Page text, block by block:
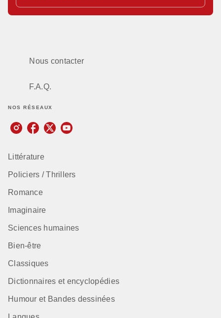
Nous contacter
F.A.Q.
NOS RÉSEAUX
Littérature
Policiers / Thrillers
Romance
Imaginaire
Sciences humaines
Bien-être
Classiques
Dictionnaires et encyclopédies
Humour et Bandes dessinées